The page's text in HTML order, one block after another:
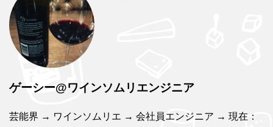
ゲーシー@ワインソムリエンジニア
芸能界 → ワインソムリエ → 会社員エンジニア → 現在：